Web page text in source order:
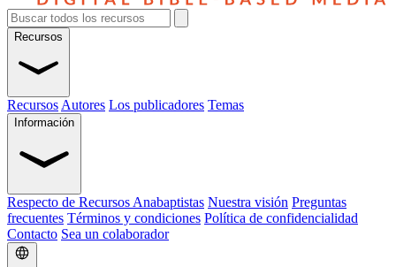
Recursos
Recursos Autores Los publicadores Temas
Información
Respecto de Recursos Anabaptistas Nuestra visión Preguntas
frecuentes Términos y condiciones Política de confidencialidad
Contacto Sea un colaborador